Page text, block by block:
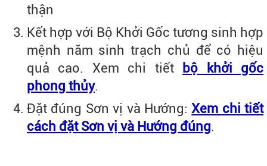
thận
Kết hợp với Bộ Khởi Gốc tương sinh hợp
mệnh năm sinh trạch chủ để có hiệu
quả cao. Xem chi tiết
bộ khởi gốc
phong thủy.
Đặt đúng Sơn vị và Hướng:Xem chi tiết
cách đặt Sơn vị và Hướng đúng.